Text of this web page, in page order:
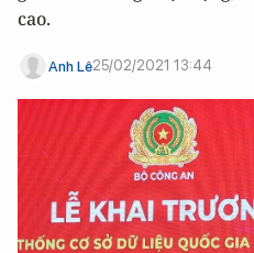
cao.
Anh Lê25/02/2021 13:44